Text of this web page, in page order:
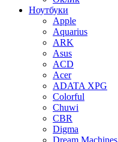
Ноутбуки
Apple
Aquarius
ARK
Asus
ACD
Acer
ADATA XPG
Colorful
Chuwi
CBR
Digma